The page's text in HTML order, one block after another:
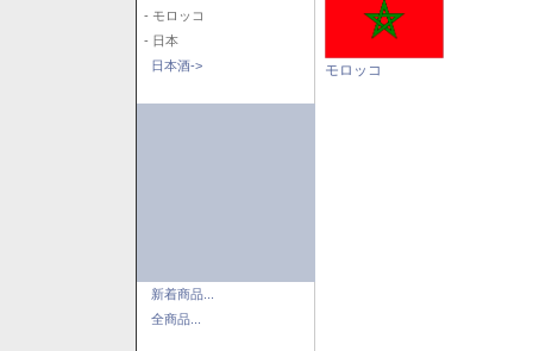
- モロッコ
- 日本
日本酒->
新着商品...
全商品...
モロッコ